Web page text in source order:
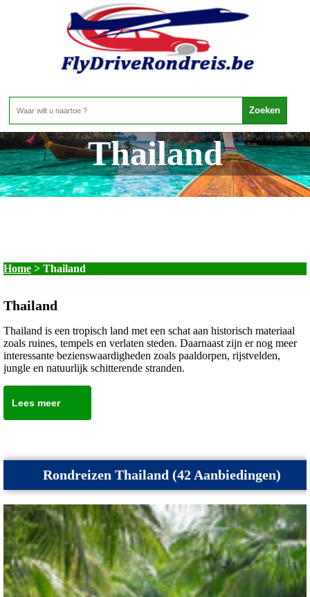
Thailand
Home > Thailand
Thailand
Thailand is een tropisch land met een schat aan historisch materiaal
zoals ruines, tempels en verlaten steden. Daarnaast zijn er nog meer
interessante bezienswaardigheden zoals paaldorpen, rijstvelden,
jungle en natuurlijk schitterende stranden.
Lees meer
Rondreizen Thailand (42 Aanbiedingen)